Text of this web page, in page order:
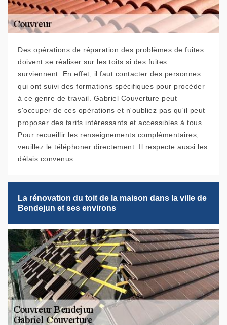
Des opérations de réparation des problèmes de fuites
doivent se réaliser sur les toits si des fuites
surviennent. En effet, il faut contacter des personnes
qui ont suivi des formations spécifiques pour procéder
à ce genre de travail. Gabriel Couverture peut
s'occuper de ces opérations et n'oubliez pas qu'il peut
proposer des tarifs intéressants et accessibles à tous.
Pour recueillir les renseignements complémentaires,
veuillez le téléphoner directement. Il respecte aussi les
délais convenus.
La rénovation du toit de la maison dans la ville de
Bendejun et ses environs